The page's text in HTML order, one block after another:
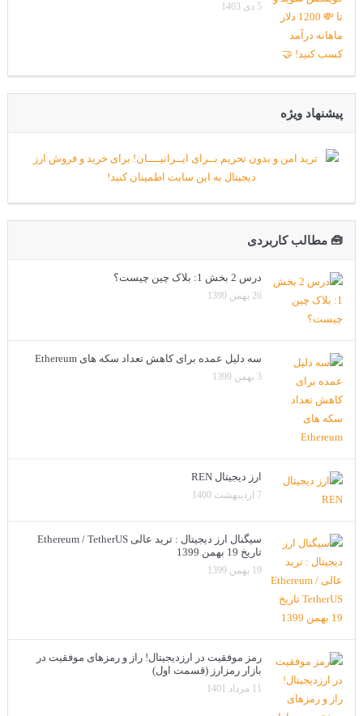
5 دی 1403
پیشنهاد ویژه
🧰 مطالب کاربردی
درس 2 بخش 1: بلاک چین چیست؟
26 بهمن 1399
سه دلیل عمده برای کاهش تعداد سکه های Ethereum
3 بهمن 1399
ارز دیجیتال REN
7 اردیبهشت 1400
سیگنال ارز دیجیتال : ترید عالی Ethereum / TetherUS
تاریخ 19 بهمن 1399
19 بهمن 1399
رمز موفقیت در ارزدیجیتال! راز و رمزهای موفقیت در
بازار رمزارز (قسمت اول)
11 مرداد 1401